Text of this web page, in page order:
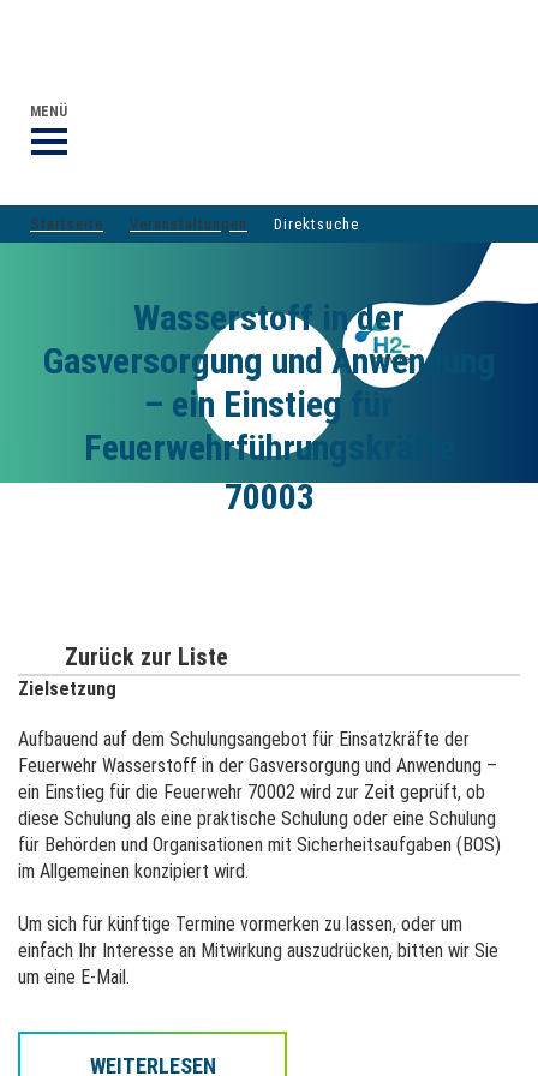
MENÜ
Startseite Veranstaltungen Direktsuche
Wasserstoff in der
Gasversorgung und Anwendung
– ein Einstieg für
Feuerwehrführungskräfte
70003
Zurück zur Liste
Zielsetzung
Aufbauend auf dem Schulungsangebot für Einsatzkräfte der
Feuerwehr Wasserstoff in der Gasversorgung und Anwendung –
ein Einstieg für die Feuerwehr 70002 wird zur Zeit geprüft, ob
diese Schulung als eine praktische Schulung oder eine Schulung
für Behörden und Organisationen mit Sicherheitsaufgaben (BOS)
im Allgemeinen konzipiert wird.
Um sich für künftige Termine vormerken zu lassen, oder um
einfach Ihr Interesse an Mitwirkung auszudrücken, bitten wir Sie
um eine E-Mail.
Inhalt
WEITERLESEN